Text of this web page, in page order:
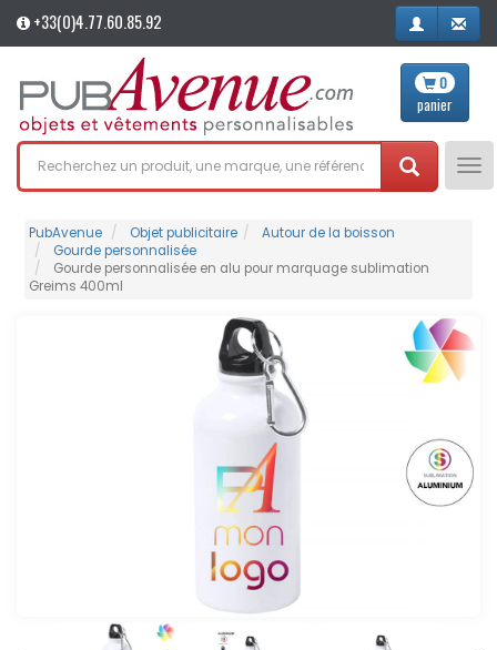
+33(0)4.77.60.85.92
0
panier
PubAvenue Objet publicitaire
Autour de la boisson
Gourde personnalisée
Gourde personnalisée en alu pour marquage sublimation
Greims 400ml